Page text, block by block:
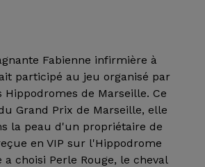
Fabienne infirmière à
participé au jeu organisé par
Hippodromes de Marseille. Ce
Grand Prix de Marseille, elle
la peau d'un propriétaire de
en VIP sur l'Hippodrome
a choisi Perle Rouge, le cheval